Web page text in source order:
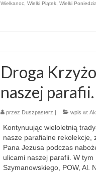
Wielkanoc, Wielki Piątek, Wielki
Droga
naszej parafii.
przez Duszpasterz | wpis w:
Kontynuując wieloletnią
nasze parafialne rekolekcje,
Pana Jezusa podczas
ulicami naszej parafii. W tym
Szymanowskiego, POW, Al.